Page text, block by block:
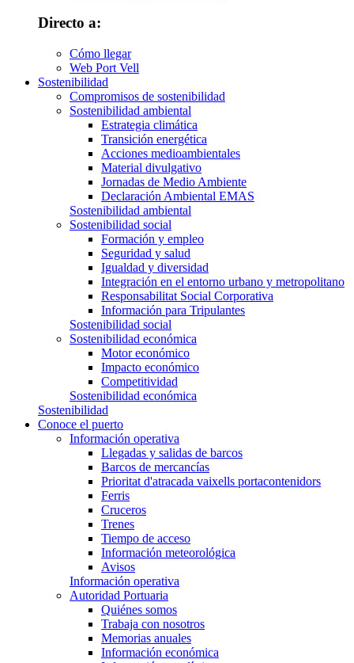
Directo a:
Cómo llegar
Web Port Vell
Sostenibilidad
Compromisos de sostenibilidad
Sostenibilidad ambiental
Estrategia climática
Transición energética
Acciones medioambientales
Material divulgativo
Jornadas de Medio Ambiente
Declaración Ambiental EMAS
Sostenibilidad ambiental
Sostenibilidad social
Formación y empleo
Seguridad y salud
Igualdad y diversidad
Integración en el entorno urbano y metropolitano
Responsabilitat Social Corporativa
Información para Tripulantes
Sostenibilidad social
Sostenibilidad económica
Motor económico
Impacto económico
Competitividad
Sostenibilidad económica
Sostenibilidad
Conoce el puerto
Información operativa
Llegadas y salidas de barcos
Barcos de mercancías
Prioritat d'atracada vaixells portacontenidors
Ferris
Cruceros
Trenes
Tiempo de acceso
Información meteorológica
Avisos
Información operativa
Autoridad Portuaria
Quiénes somos
Trabaja con nosotros
Memorias anuales
Información económica